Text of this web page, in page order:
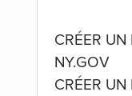
CRÉER
NY.GOV
CRÉER